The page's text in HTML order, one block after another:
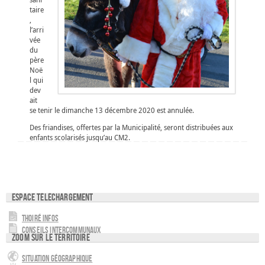
taire
l’arri
vée
du
père
Noë
l qui
dev
ait
se tenir le dimanche 13 décembre 2020 est annulée.
Des friandises, offertes par la Municipalité, seront distribuées aux
enfants scolarisés jusqu’au CM2.
Espace téléchargement
Thoiré Infos
Conseils intercommunaux
Zoom sur le territoire
Situation géographique